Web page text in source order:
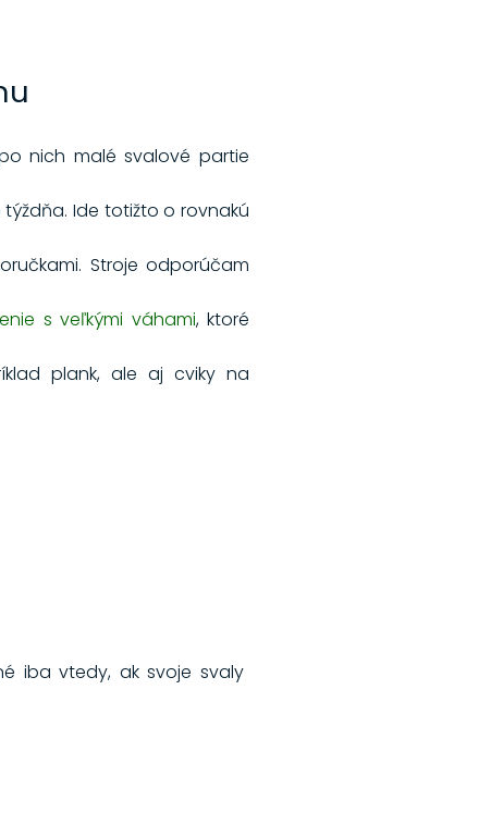
nich malé svalové partie
Ide totižto o rovnakú
Stroje odporúčam
s veľkými váhami, ktoré
plank, ale aj cviky na
iba vtedy, ak svoje svaly